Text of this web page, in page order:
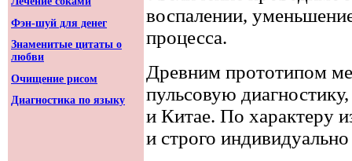
Фэн-шуй для денег
Знаменитые цитаты о
любви
Очищение рисом
Диагностика по языку
воспалении,
процесса.
Древним прототипом
пульсовую
и Китае. По характеру
и строго